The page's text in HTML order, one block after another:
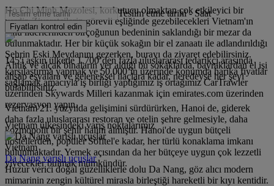
Ho Chi Minh Mozolesi, korkutucu olmaktan çok etkileyici bir
yerdir. Ziyaretçilerin görevli eşliğinde gezebilecekleri Vietnam'ın
ünlü liderlerinden birçoğunun bedeninin saklandığı bir mezar da
bulunmaktadır. Her bir küçük sokağın bir el zanaatı ile adlandırıldığı
Şehrin Eski Meydanını gezerken, burayı da ziyaret edebilirsiniz.
Antik ve alçak binaların yer aldığı bu sokaklarda, bayraklardan el işi
ahşap eşyalara ve geleneksel ilaçlara kadar, neredeyse her şeyi
bulabilirsiniz.
Vietnam 21. yüzyılda gelişimini sürdürürken, Hanoi de, giderek
daha fazla uluslararası restoran ve otelin şehre gelmesiyle, daha
kozmopolit bir şehir halini almıştır. Hanoi'de uygun bütçeli
hostellerden, popüler Sofitel'e kadar, her türlü konaklama imkanı
bulunmaktadır. Yemek açısından da her bütçeye uygun çok lezzetli
yiyecekler bulmak mümkündür.
Teslim etme tarihi - Saat
Fiyatları kontrol edin
145'i aşkın ülkede 1.700’den fazla uluslararası tedarikçi arasında
karşılaştırma yapmak ve 50.000’in üzerinde konumda harika fiyatlar
sağlamak amacıyla iş birliği yaptığımız iş ortağımız CarTrawler
üzerinden Skywards Milleri kazanmak için emirates.com üzerinden
rezervasyon yapın.
Vietnam ülkesindeki varış noktalarımız
Vietnam
Da Nang varışlı uçuşlar
Huzur verici doğal güzelliklerle dolu Da Nang, göz alıcı modern
mimarinin zengin kültürel mirasla birleştiği hareketli bir kıyı kentidir.